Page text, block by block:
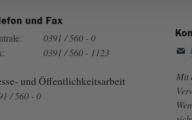
und Fax
0391 / 560 - 0
0391 / 560 - 1123
und Öffentlichkeitsarbeit
/ 560 - 0
Mit